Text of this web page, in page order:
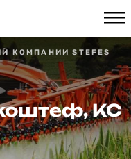
КОМПАНИИ STEFES
КС